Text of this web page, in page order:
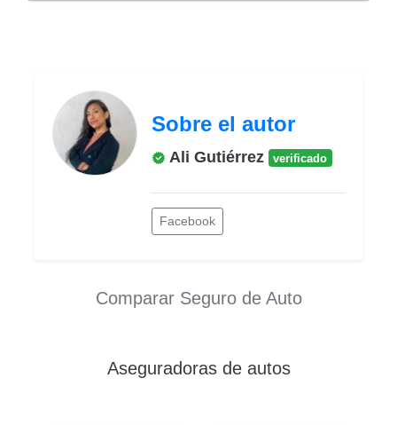
Sobre el autor
Ali Gutiérrez verificado
Facebook
Comparar Seguro de Auto
Aseguradoras de autos